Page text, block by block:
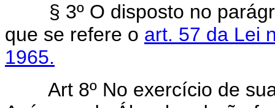
§ 3º O disposto no
que se refere o art. 57 da Lei
1965.
Art 8º No exercício de